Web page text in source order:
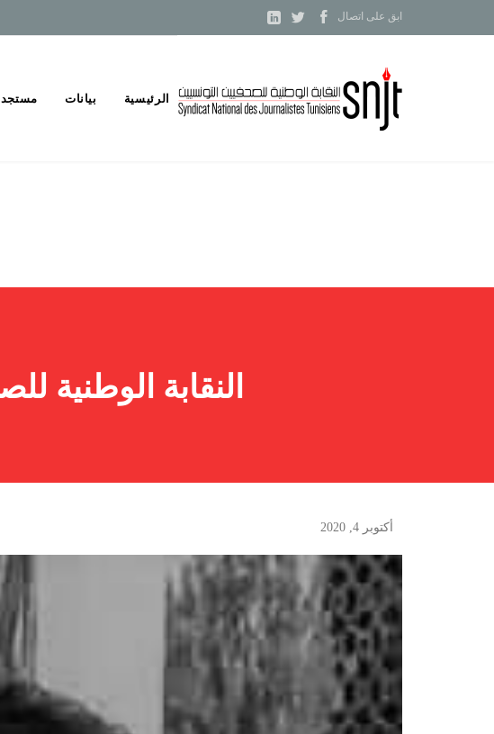
ابق على اتصال 


Skip
to
content
الرئيسية بيانات
النقابة الوطنية
أكتوبر 4, 2020